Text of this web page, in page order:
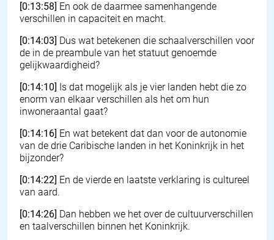
[0:13:58] En ook de daarmee samenhangende
verschillen in capaciteit en macht.
[0:14:03] Dus wat betekenen die schaalverschillen voor
de in de preambule van het statuut genoemde
gelijkwaardigheid?
[0:14:10] Is dat mogelijk als je vier landen hebt die zo
enorm van elkaar verschillen als het om hun
inwoneraantal gaat?
[0:14:16] En wat betekent dat dan voor de autonomie
van de drie Caribische landen in het Koninkrijk in het
bijzonder?
[0:14:22] En de vierde en laatste verklaring is cultureel
van aard.
[0:14:26] Dan hebben we het over de cultuurverschillen
en taalverschillen binnen het Koninkrijk.